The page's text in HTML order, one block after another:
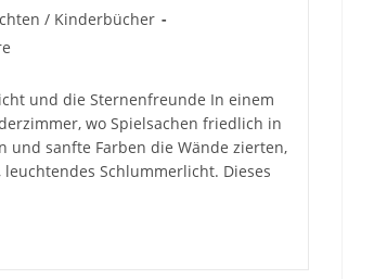
/ Kinderbücher
und die Sternenfreunde In einem
wo Spielsachen friedlich in
und sanfte Farben die Wände zierten,
Schlummerlicht. Dieses